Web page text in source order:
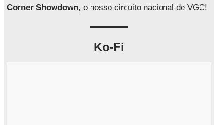
Corner Showdown, o nosso circuito nacional de VGC!
Ko-Fi